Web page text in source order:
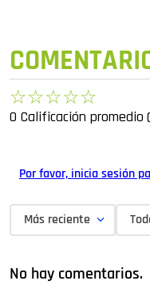
☆☆☆☆☆
0 Calificación promedio
Por favor, inicia sesión
Más reciente
No hay comentarios.